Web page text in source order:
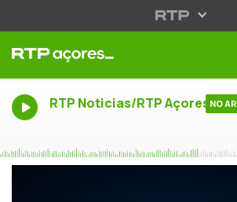
RTP Noticias/RTP Açores NO AR